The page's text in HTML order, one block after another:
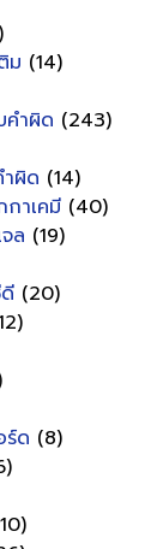
ม (14)
คำผิด (243)
ผิด (14)
กาเคมี (40)
ล (19)
(20)
ร์ด (8)